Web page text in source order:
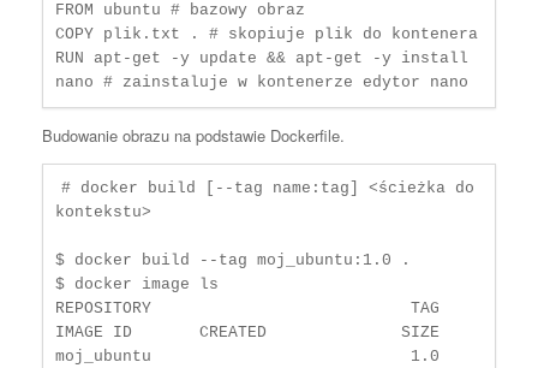
FROM ubuntu # bazowy obraz
COPY plik.txt . # skopiuje plik do kontenera
RUN apt-get -y update && apt-get -y install
nano # zainstaluje w kontenerze edytor nano
Budowanie obrazu na podstawie Dockerfile.
# docker build [--tag name:tag] <ścieżka do
kontekstu>
$ docker build --tag moj_ubuntu:1.0 .
$ docker image ls
REPOSITORY                           TAG
IMAGE ID       CREATED              SIZE
moj_ubuntu                           1.0